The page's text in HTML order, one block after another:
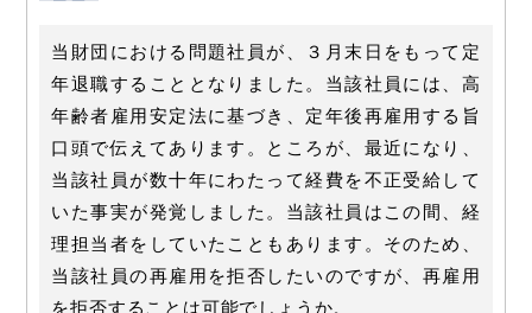
当財団における問題社員が、３月末日をもって定
年退職することとなりました。当該社員には、高
年齢者雇用安定法に基づき、定年後再雇用する旨
口頭で伝えてあります。ところが、最近になり、
当該社員が数十年にわたって経費を不正受給して
いた事実が発覚しました。当該社員はこの間、経
理担当者をしていたこともあります。そのため、
当該社員の再雇用を拒否したいのですが、再雇用
を拒否することは可能でしょうか。